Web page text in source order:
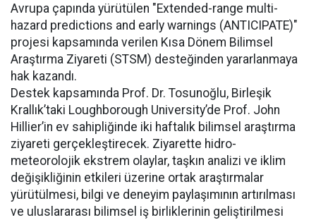
Avrupa çapında yürütülen "Extended-range multi-
hazard predictions and early warnings (ANTICIPATE)"
projesi kapsamında verilen Kısa Dönem Bilimsel
Araştırma Ziyareti (STSM) desteğinden yararlanmaya
hak kazandı.
Destek kapsamında Prof. Dr. Tosunoğlu, Birleşik
Krallık’taki Loughborough University’de Prof. John
Hillier’in ev sahipliğinde iki haftalık bilimsel araştırma
ziyareti gerçekleştirecek. Ziyarette hidro-
meteorolojik ekstrem olaylar, taşkın analizi ve iklim
değişikliğinin etkileri üzerine ortak araştırmalar
yürütülmesi, bilgi ve deneyim paylaşımının artırılması
ve uluslararası bilimsel iş birliklerinin geliştirilmesi